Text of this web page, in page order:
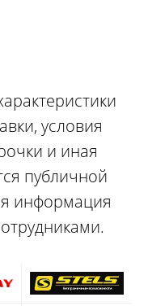
условия
и иная
публичной
информация